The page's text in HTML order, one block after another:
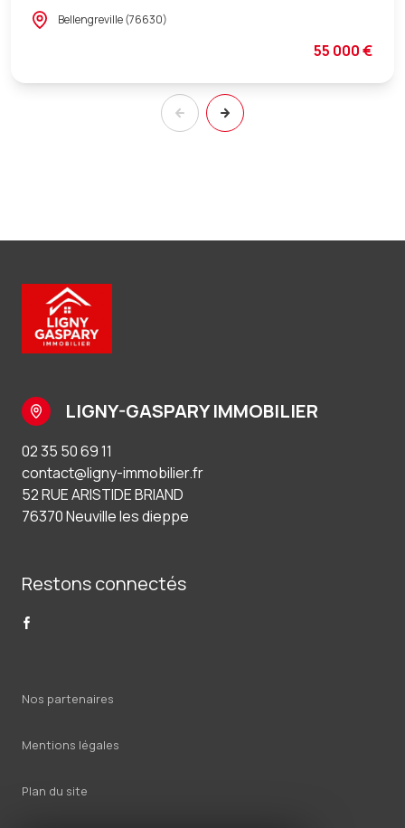
Bellengreville (76630)
55 000 €
LIGNY-GASPARY IMMOBILIER
02 35 50 69 11
contact@ligny-immobilier.fr
52 RUE ARISTIDE BRIAND
76370 Neuville les dieppe
Restons connectés
Nos partenaires
Mentions légales
Plan du site